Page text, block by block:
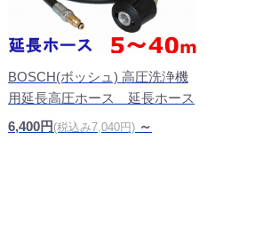
BOSCH(ボッシュ) 高圧洗浄機
用延長高圧ホース 延長ホース
6,400円 (税込み7,040円) ～